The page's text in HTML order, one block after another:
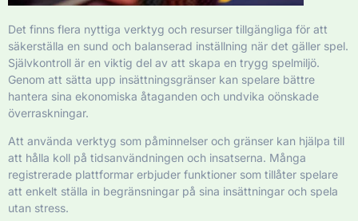
Det finns flera nyttiga verktyg och resurser tillgängliga för att
säkerställa en sund och balanserad inställning när det gäller spel.
Självkontroll är en viktig del av att skapa en trygg spelmiljö.
Genom att sätta upp insättningsgränser kan spelare bättre
hantera sina ekonomiska åtaganden och undvika oönskade
överraskningar.
Att använda verktyg som påminnelser och gränser kan hjälpa till
att hålla koll på tidsanvändningen och insatserna. Många
registrerade plattformar erbjuder funktioner som tillåter spelare
att enkelt ställa in begränsningar på sina insättningar och spela
utan stress.